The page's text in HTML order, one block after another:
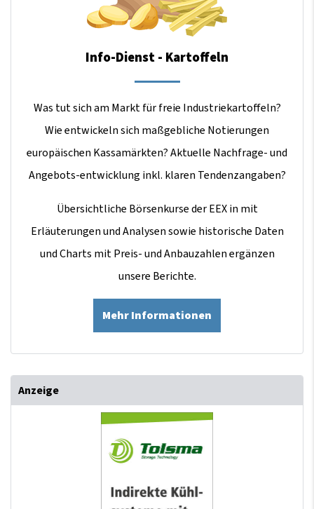
Info-Dienst - Kartoffeln
Was tut sich am Markt für freie Industriekartoffeln?
Wie entwickeln sich maßgebliche Notierungen
europäischen Kassamärkten? Aktuelle Nachfrage- und
Angebots-entwicklung inkl. klaren Tendenzangaben?
Übersichtliche Börsenkurse der EEX in mit
Erläuterungen und Analysen sowie historische Daten
und Charts mit Preis- und Anbauzahlen ergänzen
unsere Berichte.
Mehr Informationen
Anzeige